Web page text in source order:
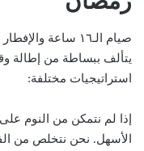
صيام الـ١٦ ساعة والإفطار ٨ ساعات
يتألف ببساطة من إطالة
استراتيجيات مختلفة:
إذا لم نتمكن من النوم
الأسهل. نحن نتخلص من